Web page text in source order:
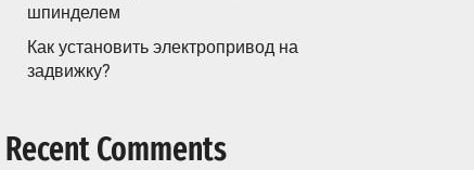
шпинделем
Как установить электропривод на
задвижку?
Recent Comments